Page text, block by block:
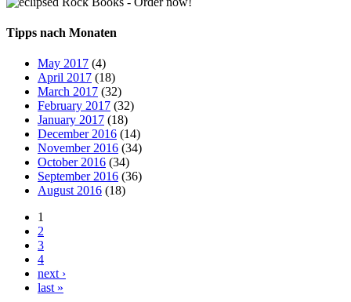
Tipps nach Monaten
May 2017 (4)
April 2017 (18)
March 2017 (32)
February 2017 (32)
January 2017 (18)
December 2016 (14)
November 2016 (34)
October 2016 (34)
September 2016 (36)
August 2016 (18)
1
2
3
4
next ›
last »